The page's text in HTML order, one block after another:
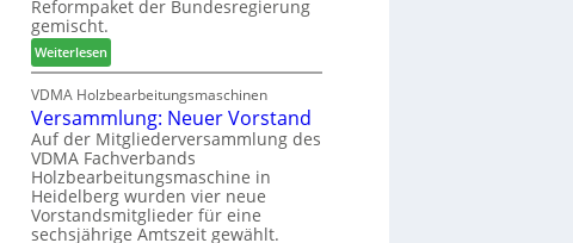
0
2
6
s
u
c
h
e
r
z
a
h
l
e
o
t
h
i
l
f
t
b
e
i
P
Reformpaket der Bundesregierung
gemischt.
Weiterlesen:
H
D
H
f
o
r
d
e
VDMA Holzbearbeitungsmaschinen
Versammlung: Neuer Vorstand
Auf der Mitgliederversammlung des
VDMA Fachverbands
Holzbearbeitungsmaschine in
Heidelberg wurden vier neue
Vorstandsmitglieder für eine
sechsjährige Amtszeit gewählt.